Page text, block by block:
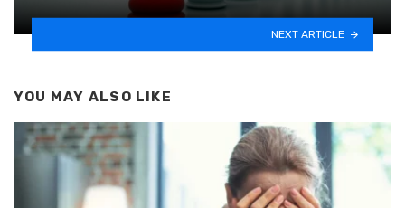
NEXT ARTICLE
YOU MAY ALSO LIKE